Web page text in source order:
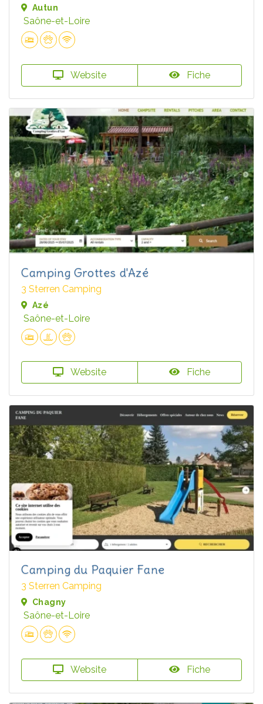
Autun
Saône-et-Loire
Website Fiche
Camping Grottes d'Azé
3 Sterren Camping
Azé
Saône-et-Loire
Website Fiche
Camping du Paquier Fane
3 Sterren Camping
Chagny
Saône-et-Loire
Website Fiche